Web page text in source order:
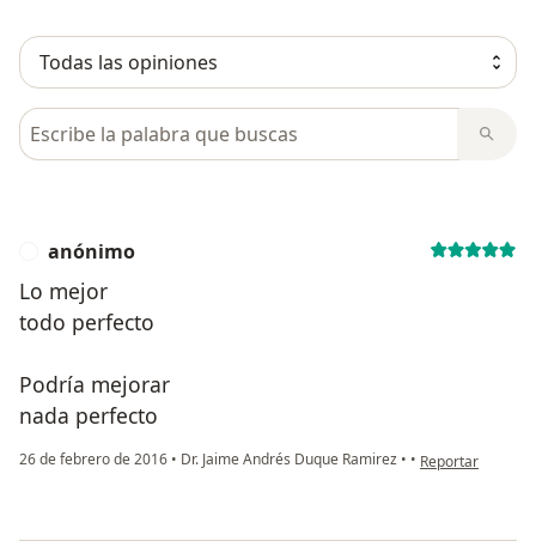
Busca en opiniones
anónimo
Lo mejor
todo perfecto
Podría mejorar
nada perfecto
26 de febrero de 2016 • Dr. Jaime Andrés Duque Ramirez • • en opinión del
Reportar